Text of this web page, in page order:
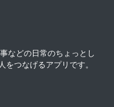
などの日常のちょっとし
をつなげるアプリです。